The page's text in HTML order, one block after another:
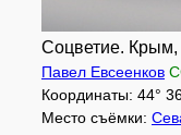
Соцветие. Крым,
Павел Евсеенков
Координаты: 44°
Место съёмки: